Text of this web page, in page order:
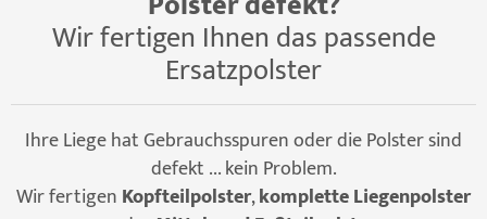
Wir fertigen Ihnen das passende
Ersatzpolster
Ihre Liege hat Gebrauchsspuren oder die Polster sind
defekt ... kein Problem.
Wir fertigen Kopfteilpolster,komplette Liegenpolster